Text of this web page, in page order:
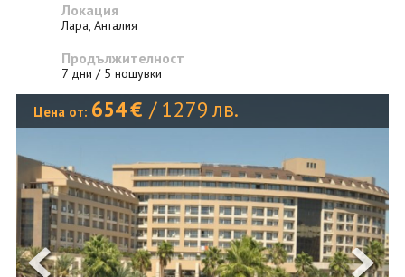
ЕКЗОТИКА
ЕКСКУРЗИИ
ОЩЕ
ЗА НАС
ФИРМЕНИ ДОКУМЕНТИ
0700 144 34 Запитване
Локация
Лара, Анталия
Продължителност
7 дни / 5 нощувки
Цена от: 654€ / 1279 лв.